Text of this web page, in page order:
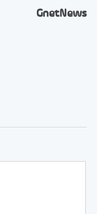
GnetNews